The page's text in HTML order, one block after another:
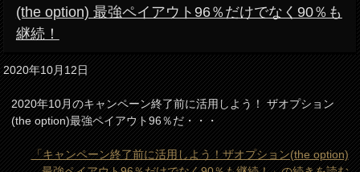
(the option) 最強ペイアウト96％だけでなく90％も
継続！
2020年10月12日
2020年10月のキャンペーン終了前に活用しよう！ ザオプション
(the option)最強ペイアウト96％だ・・・
「キャンペーン終了前に活用しよう！ザオプション(the option)